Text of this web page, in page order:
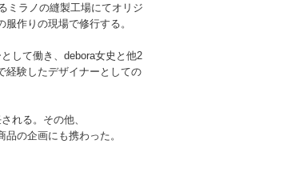
ミラノの縫製工場にてオリジ
作りの現場で修行する。
して働き、debora女史と他2
経験したデザイナーとしての
れる。その他、
の企画にも携わった。